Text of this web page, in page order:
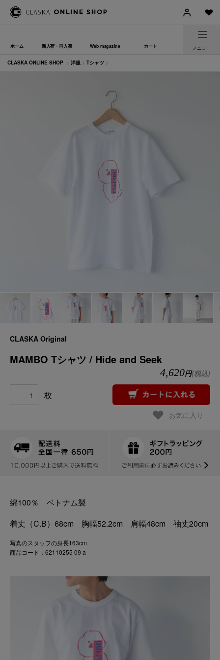
ホーム 新入荷・再入荷 Web magazine カート メニュー
CLASKA ONLINE SHOP > 洋服 > Tシャツ >
CLASKA Original
MAMBO Tシャツ / Hide and Seek
4,620円(税込)
枚
お気に入り
綿100％ ベトナム製
着丈（C.B）68cm 胸幅52.2cm 肩幅48cm 袖丈20cm
写真のスタッフの身長163cm
商品コード：62110255 09 a